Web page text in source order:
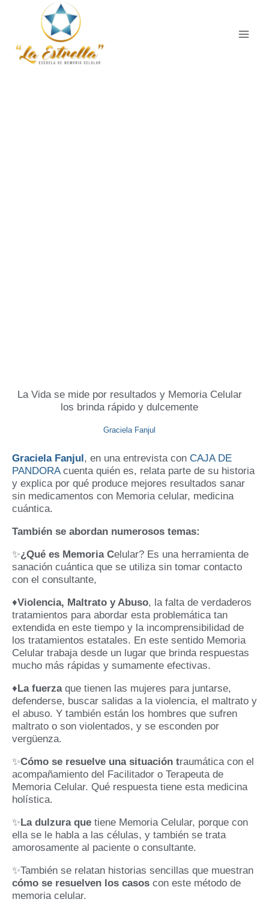
La Vida se mide por resultados y Memoria Celular
los brinda rápido y dulcemente
Graciela Fanjul
Graciela Fanjul, en una entrevista con CAJA DE
PANDORAcuenta quién es, relata parte de su historia
y explica por qué produce mejores resultados sanar
sin medicamentos con Memoria celular, medicina
cuántica.
También se abordan numerosos temas:
✨¿Qué es Memoria Celular? Es una herramienta de
sanación cuántica que se utiliza sin tomar contacto
con el consultante,
♦️Violencia, Maltrato y Abuso, la falta de verdaderos
tratamientos para abordar esta problemática tan
extendida en este tiempo y la incomprensibilidad de
los tratamientos estatales. En este sentido Memoria
Celular trabaja desde un lugar que brinda respuestas
mucho más rápidas y sumamente efectivas.
♦️La fuerza que tienen las mujeres para juntarse,
defenderse, buscar salidas a la violencia, el maltrato y
el abuso. Y también están los hombres que sufren
maltrato o son violentados, y se esconden por
vergüenza.
✨Cómo se resuelve una situación traumática con el
acompañamiento del Facilitador o Terapeuta de
Memoria Celular. Qué respuesta tiene esta medicina
holística.
✨La dulzura que tiene Memoria Celular, porque con
ella se le habla a las células, y también se trata
amorosamente al paciente o consultante.
✨También se relatan historias sencillas que muestran
cómo se resuelven los casos con este método de
memoria celular.